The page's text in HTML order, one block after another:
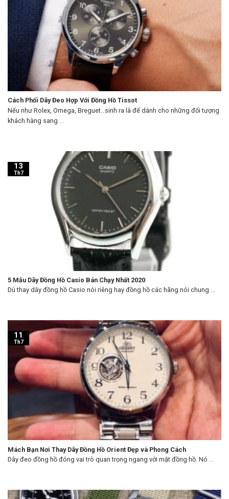
Cách Phối Dây Đeo Hợp Với Đồng Hồ Tissot
Nếu như Rolex, Omega, Breguet…sinh ra là để dành cho những đối tượng
khách hàng sang ...
5 Mẫu Dây Đồng Hồ Casio Bán Chạy Nhất 2020
Dù thay dây đồng hồ Casio nói riêng hay đồng hồ các hãng nói chung ...
13
Th7
Mách Bạn Nơi Thay Dây Đồng Hồ Orient Đẹp và Phong Cách
Dây đeo đồng hồ đóng vai trò quan trọng ngang với mặt đồng hồ. Nó ...
11
Th7